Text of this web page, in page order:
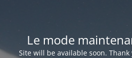
Le mode
Site will be available soon.